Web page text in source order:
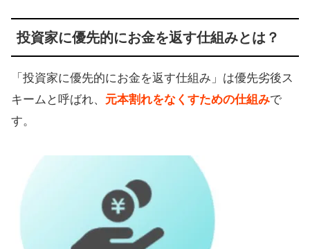
投資家に優先的にお金を返す仕組みとは？
「投資家に優先的にお金を返す仕組み」は優先劣後ス
キームと呼ばれ、 元本割れをなくすための仕組みで
す。